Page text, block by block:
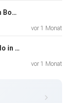
Watt´n Talk #064 | Deutschland am Boden!! | Umbruch in der DFB-Elf?! | Transfermarkt kaputt??
vor 1 Monat
Watt´n Talk #063 | Messi vs Ronaldo in 2026!! | Bundesliga Talent Series!? | Havertz > Undav!!
vor 1 Monat